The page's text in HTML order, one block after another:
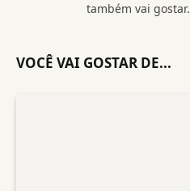
também vai gostar.
VOCÊ VAI GOSTAR DE...